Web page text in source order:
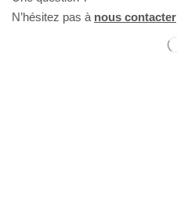
N’hésitez pas à nous contacter